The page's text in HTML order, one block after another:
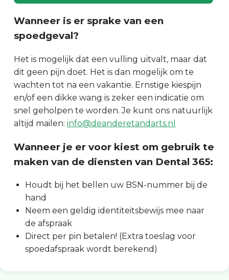
Wanneer is er sprake van een
spoedgeval?
Het is mogelijk dat een vulling uitvalt, maar dat
dit geen pijn doet. Het is dan mogelijk om te
wachten tot na een vakantie. Ernstige kiespijn
en/of een dikke wang is zeker een indicatie om
snel geholpen te worden. Je kunt ons natuurlijk
altijd mailen: info@deanderetandarts.nl
Wanneer je er voor kiest om gebruik te
maken van de diensten van Dental 365:
Houdt bij het bellen uw BSN-nummer bij de
hand
Neem een geldig identiteitsbewijs mee naar
de afspraak
Direct per pin betalen! (Extra toeslag voor
spoedafspraak wordt berekend)